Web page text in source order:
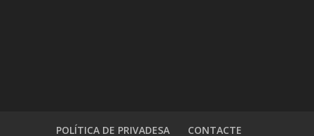
POLÍTICA DE PRIVADESA CONTACTE